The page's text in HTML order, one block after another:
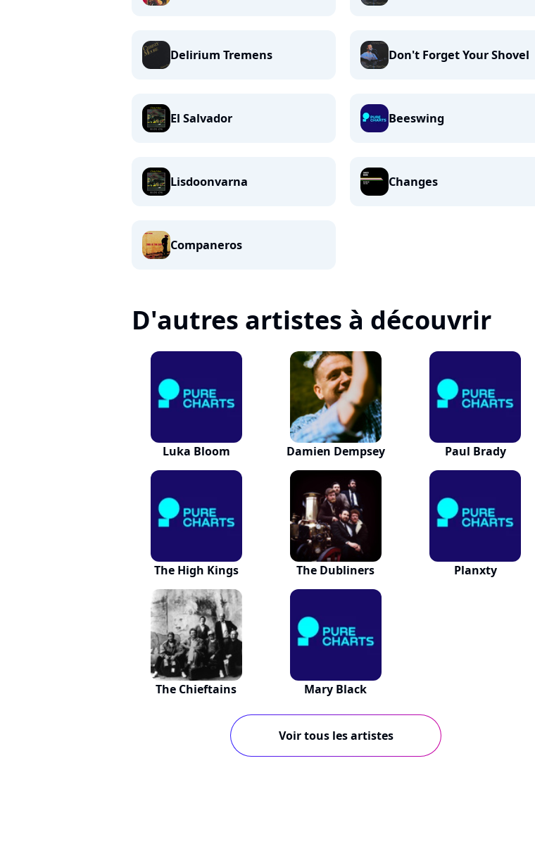
Delirium Tremens Don't Forget Your Shovel
El Salvador Beeswing
Lisdoonvarna Changes
Companeros
D'autres artistes à découvrir
Luka Bloom Damien Dempsey Paul Brady
The High Kings The Dubliners Planxty
The Chieftains Mary Black
Voir tous les artistes